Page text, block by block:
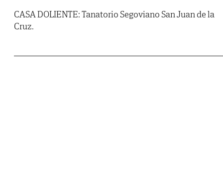
CASA DOLIENTE: Tanatorio Segoviano San Juan de la
Cruz.